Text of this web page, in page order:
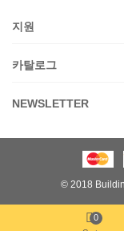
지원
카탈로그
NEWSLETTER
© 2018
0